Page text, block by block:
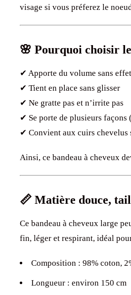
visage si vous préferez le
🌸 Pourquoi choisir
✔ Apporte du volume sans
✔ Tient en place sans glisser
✔ Ne gratte pas et n’irrite pas
✔ Se porte de plusieurs façons
✔ Convient aux cuirs chevelus
Ainsi, ce bandeau à cheveux
📏 Matière douce,
Ce bandeau à cheveux large
fin, léger et respirant, idéal
Composition : 98% coton,
Longueur : environ 150 cm